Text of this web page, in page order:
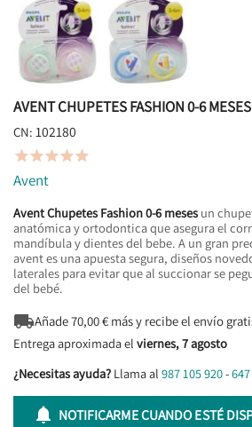
AVENT CHUPETES FASHION 0-6 MESES
CN: 102180

Avent
Avent Chupetes Fashion 0-6 meses un
anatómica y ortodontica que asegura el
mandíbula y dientes del bebe. A un gran
avent es una apuesta segura, diseños
laterales para evitar que al succionar se
del bebé.
Añade70,00€ más y recibe el envío
Entrega aproximada el viernes, 7 agosto
¿Necesitas ayuda? Llama al 987 105 920-
 NOTIFICARME CUANDO ESTÉ